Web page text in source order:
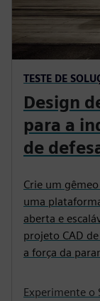
TESTE DE
Design
para a
de
Crie um
uma
aberta e
projeto CAD
a força da
Experimente o